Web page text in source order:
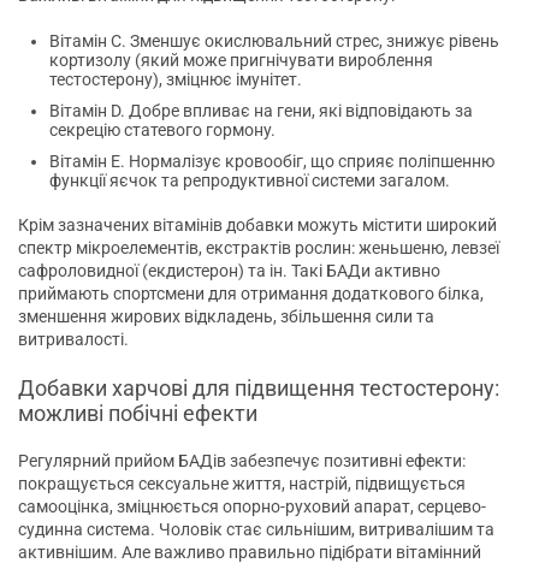
Вітамін С. Зменшує окислювальний стрес, знижує рівень
кортизолу (який може пригнічувати вироблення
тестостерону), зміцнює імунітет.
Вітамін D. Добре впливає на гени, які відповідають за
секрецію статевого гормону.
Вітамін Е. Нормалізує кровообіг, що сприяє поліпшенню
функції яєчок та репродуктивної системи загалом.
Крім зазначених вітамінів добавки можуть містити широкий
спектр мікроелементів, екстрактів рослин: женьшеню, левзеї
сафроловидної (екдистерон) та ін. Такі БАДи активно
приймають спортсмени для отримання додаткового білка,
зменшення жирових відкладень, збільшення сили та
витривалості.
Добавки харчові для підвищення тестостерону:
можливі побічні ефекти
Регулярний прийом БАДів забезпечує позитивні ефекти:
покращується сексуальне життя, настрій, підвищується
самооцінка, зміцнюється опорно-руховий апарат, серцево-
судинна система. Чоловік стає сильнішим, витривалішим та
активнішим. Але важливо правильно підібрати вітамінний